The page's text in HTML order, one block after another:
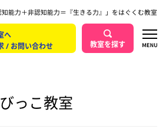
知能力＋非認知能力＝『生きる力』」をはぐくむ教室
へ
/ お問い合わせ
教室を探す
っこ教室